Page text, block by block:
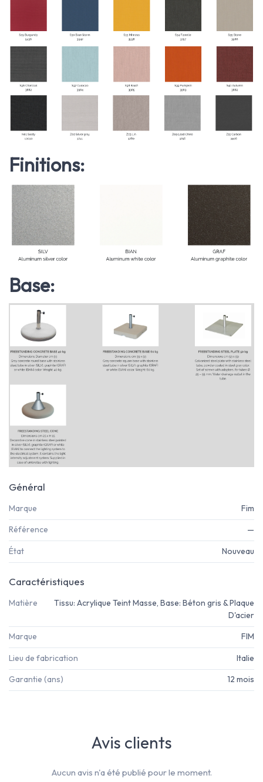
Finitions:
Base:
Général
Marque Fim
Référence —
État Nouveau
Caractéristiques
Matière
Tissu: Acrylique Teint Masse, Base: Béton gris & Plaque
D'acier
Marque FIM
Lieu de fabrication Italie
Garantie (ans) 12 mois
Avis clients
Aucun avis n'a été publié pour le moment.